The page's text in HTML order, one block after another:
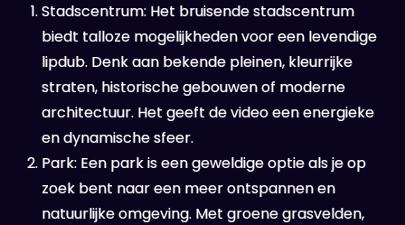
Stadscentrum: Het bruisende stadscentrum
biedt talloze mogelijkheden voor een levendige
lipdub. Denk aan bekende pleinen, kleurrijke
straten, historische gebouwen of moderne
architectuur. Het geeft de video een energieke
en dynamische sfeer.
Park: Een park is een geweldige optie als je op
zoek bent naar een meer ontspannen en
natuurlijke omgeving. Met groene grasvelden,